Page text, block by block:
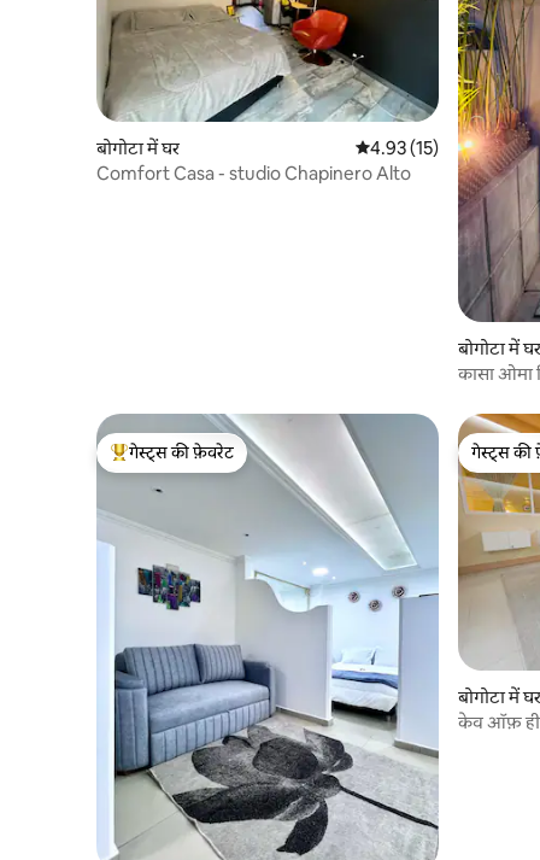
बोगोटा में घर औसत रेटिंग 5 में से 4.93, 15
4.93 (15)
Comfort Casa - studio Chapinero Alto
बोगोटा में घर
कासा ओमा
गेस्ट्स का टॉप फ़ेवरेट
गेस्ट्स की फ़ेवरेट
गेस्ट्स की
गेस्ट्स की
बोगोटा में घर
केव ऑफ़